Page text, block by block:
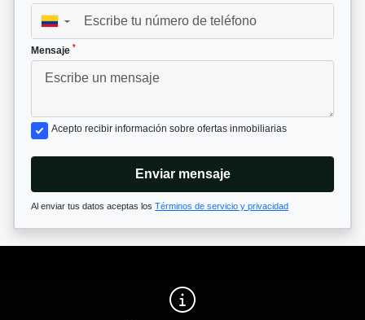
▼
Mensaje *
Acepto recibir información sobre ofertas inmobiliarias
Enviar mensaje
Al enviar tus datos aceptas los Términos de servicio y privacidad